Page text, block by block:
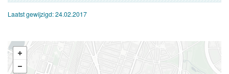
Laatst gewijzigd:24.02.2017